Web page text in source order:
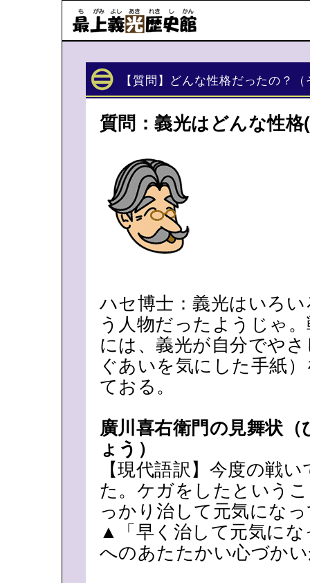
【質問】どんな性格だったの？
質問：義光はどんな性
ハセ博士：義光はいろ
う人物だったようじゃ
には、義光が自分でや
ぐあいを気にした手紙
ておる。
廣川喜右衛門の見舞状
ょう）
【現代語訳】今度の戦
た。ケガをしたという
っかり治して元気にな
▲「早く治して元気に
へのあたたかい心づか